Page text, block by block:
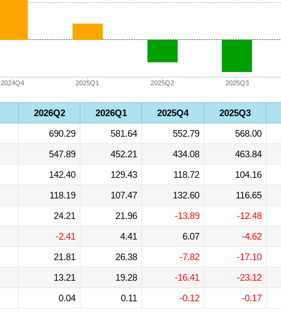
2024Q4 2025Q1 2025Q2 2025Q3
2026Q2 2026Q1 2025Q4 2025Q3
690.29 581.64 552.79 568.00
547.89 452.21 434.08 463.84
142.40 129.43 118.72 104.16
118.19 107.47 132.60 116.65
24.21 21.96 -13.89 -12.48
-2.41 4.41 6.07 -4.62
21.81 26.38 -7.82 -17.10
13.21 19.28 -16.41 -23.12
0.04 0.11 -0.12 -0.17